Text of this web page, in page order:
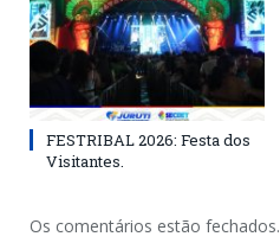
FESTRIBAL 2026: Festa dos
Visitantes.
Os comentários estão fechados.